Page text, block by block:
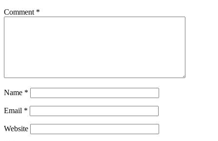
Comment *
Name *
Email *
Website